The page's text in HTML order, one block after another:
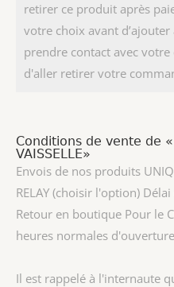
retirer ce produit après
votre choix avant
prendre contact avec
d'aller retirer votre
Conditions de vente de
VAISSELLE»
Envois de nos produits
RELAY (choisir l'option)
Retour en boutique Pour le
heures normales
Il est rappelé à l'internaute